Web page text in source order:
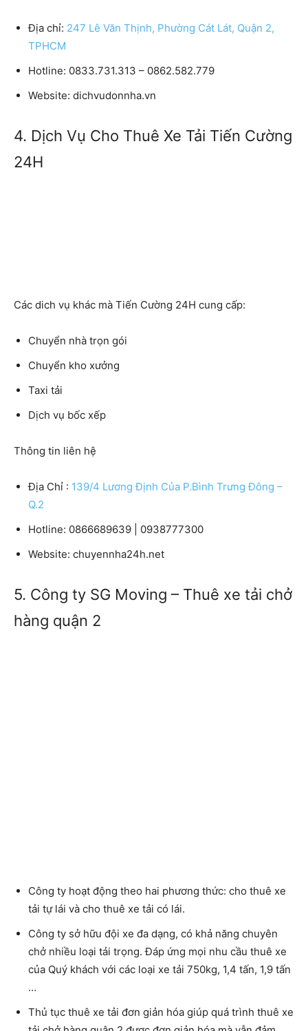
Địa chỉ: 247 Lê Văn Thịnh, Phường Cát Lát, Quận 2,
TPHCM
Hotline: 0833.731.313 – 0862.582.779
Website: dichvudonnha.vn
4. Dịch Vụ Cho Thuê Xe Tải Tiến Cường
24H
Các dich vụ khác mà Tiến Cường 24H cung cấp:
Chuyển nhà trọn gói
Chuyển kho xưởng
Taxi tải
Dịch vụ bốc xếp
Thông tin liên hệ
Địa Chỉ : 139/4 Lương Định Của P.Bình Trưng Đông –
Q.2
Hotline: 0866689639 | 0938777300
Website: chuyennha24h.net
5. Công ty SG Moving – Thuê xe tải chở
hàng quận 2
Công ty hoạt động theo hai phương thức: cho thuê xe
tải tự lái và cho thuê xe tải có lái.
Công ty sở hữu đội xe đa dạng, có khả năng chuyên
chở nhiều loại tải trọng. Đáp ứng mọi nhu cầu thuê xe
của Quý khách với các loại xe tải 750kg, 1,4 tấn, 1,9 tấn
…
Thủ tục thuê xe tải đơn giản hóa giúp quá trình thuê xe